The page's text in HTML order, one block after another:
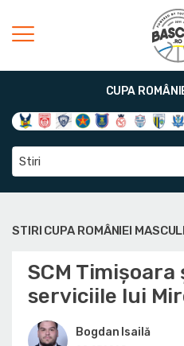
CUPA
Stiri
STIRI CUPA ROMÂNIEI
SCM
serviciile lui
Bogdan Isailă